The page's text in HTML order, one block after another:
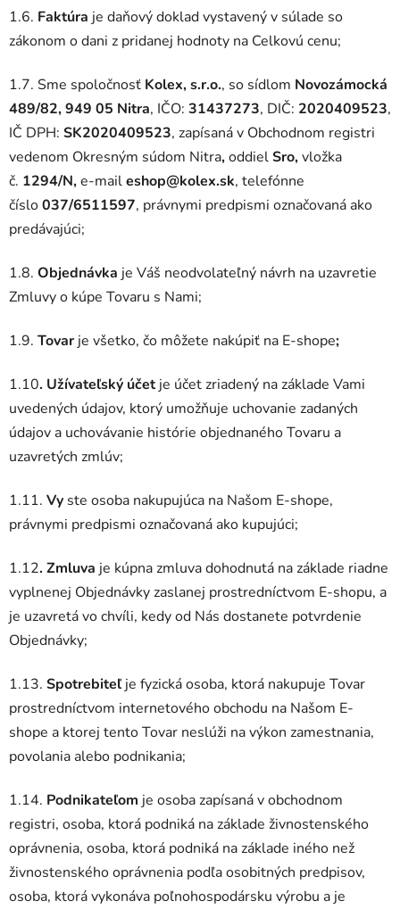
1.6. Faktúra je daňový doklad vystavený v súlade so
zákonom o dani z pridanej hodnoty na Celkovú cenu;
1.7. Sme spoločnosť Kolex, s.r.o., so sídlom Novozámocká
489/82, 949 05 Nitra, IČO: 31437273, DIČ: 2020409523,
IČ DPH: SK2020409523, zapísaná v Obchodnom registri
vedenom Okresným súdom Nitra,oddielSro,vložka
č. 1294/N,e-maileshop@kolex.sk, telefónne
číslo037/6511597, právnymi predpismi označovaná ako
predávajúci;
1.8. Objednávka je Váš neodvolateľný návrh na uzavretie
Zmluvy o kúpe Tovaru s Nami;
1.9. Tovar je všetko, čo môžete nakúpiť na E-shope;
1.10. Užívateľský účetje účet zriadený na základe Vami
uvedených údajov, ktorý umožňuje uchovanie zadaných
údajov a uchovávanie histórie objednaného Tovaru a
uzavretých zmlúv;
1.11. Vy ste osoba nakupujúca na Našom E-shope,
právnymi predpismi označovaná ako kupujúci;
1.12. Zmluva je kúpna zmluva dohodnutá na základe riadne
vyplnenej Objednávky zaslanej prostredníctvom E-shopu, a
je uzavretá vo chvíli, kedy od Nás dostanete potvrdenie
Objednávky;
1.13. Spotrebiteľ je fyzická osoba, ktorá nakupuje Tovar
prostredníctvom internetového obchodu na Našom E-
shope a ktorej tento Tovar neslúži na výkon zamestnania,
povolania alebo podnikania;
1.14. Podnikateľom je osoba zapísaná v obchodnom
registri, osoba, ktorá podniká na základe živnostenského
oprávnenia, osoba, ktorá podniká na základe iného než
živnostenského oprávnenia podľa osobitných predpisov,
osoba, ktorá vykonáva poľnohospodársku výrobu a je